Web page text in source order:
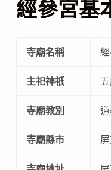
經參宮基
寺廟名稱
主祀神祇
寺廟教別
寺廟縣市